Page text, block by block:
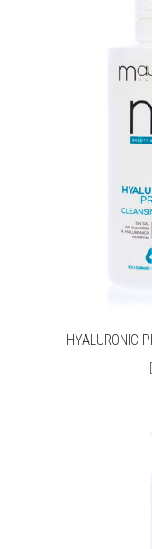
HYALURONIC